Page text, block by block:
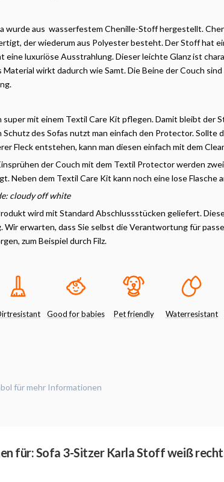
wurde aus wasserfestem Chenille-Stoff hergestellt.
der wiederum aus Polyester besteht. Der Stoff hat
eine luxuriöse Ausstrahlung. Dieser leichte Glanz ist
Material wirkt dadurch wie Samt. Die Beine der Couch
super mit einem Textil Care Kit pflegen. Damit bleibt der
des Sofas nutzt man einfach den Protector. Sollte
Fleck entstehen, kann man diesen einfach mit dem
der Couch mit dem Textil Protector werden
Neben dem Textil Care Kit kann noch eine lose Flasche
cloudy off white
wird mit Standard Abschlussstücken geliefert.
Wir erwarten, dass Sie selbst die Verantwortung für
zum Beispiel durch Filz.
Good for babies Pet friendly Waterresistant
für mehr Informationen
für: Sofa 3-Sitzer Karla Stoff weiß